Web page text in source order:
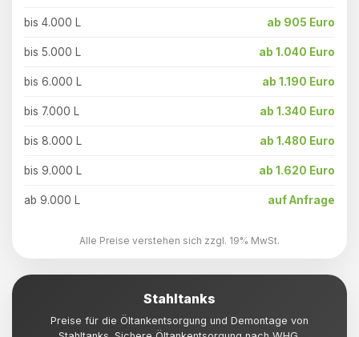
bis 4.000 L ab 905 Euro
bis 5.000 L ab 1.040 Euro
bis 6.000 L ab 1.190 Euro
bis 7.000 L ab 1.340 Euro
bis 8.000 L ab 1.480 Euro
bis 9.000 L ab 1.620 Euro
ab 9.000 L auf Anfrage
Alle Preise verstehen sich zzgl. 19% MwSt.
Stahltanks
Preise für die Öltankentsorgung und Demontage von